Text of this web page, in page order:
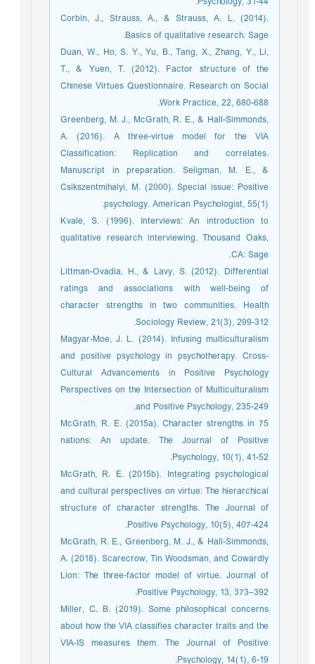
Corbin, J., Strauss, A., & Strauss, A. L. (2014).
Basics of qualitative research. Sage.
Duan, W., Ho, S. Y., Yu, B., Tang, X., Zhang, Y., Li,
T., & Yuen, T. (2012). Factor structure of the
Chinese Virtues Questionnaire. Research on Social
Work Practice, 22, 680-688.
Greenberg, M. J., McGrath, R. E., & Hall-Simmonds,
A. (2016). A three-virtue model for the VIA
Classification: Replication and correlates.
Manuscript in preparation. Seligman, M. E., &
Csikszentmihalyi, M. (2000). Special issue: Positive
psychology. American Psychologist, 55(1).
Kvale, S. (1996). Interviews: An introduction to
qualitative research interviewing. Thousand Oaks,
CA: Sage.
Littman-Ovadia, H., & Lavy, S. (2012). Differential
ratings and associations with well-being of
character strengths in two communities. Health
Sociology Review, 21(3), 299-312.
Magyar-Moe, J. L. (2014). Infusing multiculturalism
and positive psychology in psychotherapy. Cross-
Cultural Advancements in Positive Psychology
Perspectives on the Intersection of Multiculturalism
and Positive Psychology, 235-249.
McGrath, R. E. (2015a). Character strengths in 75
nations: An update. The Journal of Positive
Psychology, 10(1), 41-52.
McGrath, R. E. (2015b). Integrating psychological
and cultural perspectives on virtue: The hierarchical
structure of character strengths. The Journal of
Positive Psychology, 10(5), 407-424.
McGrath, R. E., Greenberg, M. J., & Hall-Simmonds,
A. (2018). Scarecrow, Tin Woodsman, and Cowardly
Lion: The three-factor model of virtue. Journal of
Positive Psychology, 13, 373–392.
Miller, C. B. (2019). Some philosophical concerns
about how the VIA classifies character traits and the
VIA-IS measures them. The Journal of Positive
Psychology, 14(1), 6-19.